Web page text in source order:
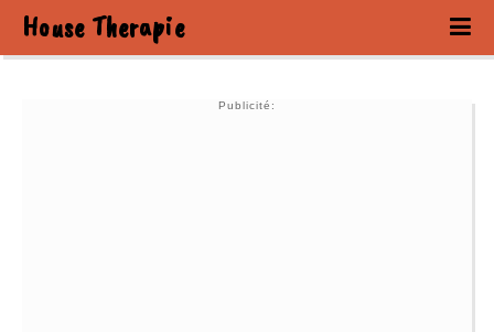
House Therapie
Publicité: